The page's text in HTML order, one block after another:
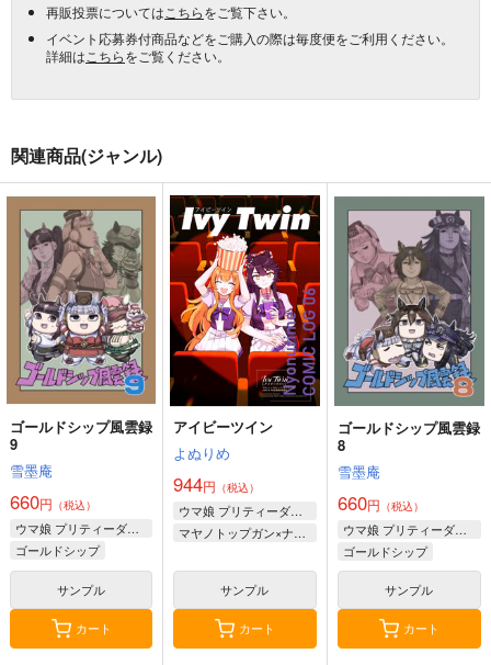
再販投票については こちらをご覧下さい。
イベント応募券付商品などをご購入の際は毎度便をご利用ください。
詳細は こちらをご覧ください。
関連商品(ジャンル)
ゴールドシップ風雲録
9
雪墨庵
660円 （税込）
ウマ娘 プリティーダービー
ゴールドシップ
ラッキーライラック
マルシュロレーヌ
サンプル
カート
アイビーツイン
よぬりめ
944円 （税込）
ウマ娘 プリティーダービー
マヤノトップガン×ナリタブライアン
サンプル
カート
ゴールドシップ風雲録
8
雪墨庵
660円 （税込）
ウマ娘 プリティーダービー
ゴールドシップ
ステイゴールド
フェノーメノ
サンプル
カート